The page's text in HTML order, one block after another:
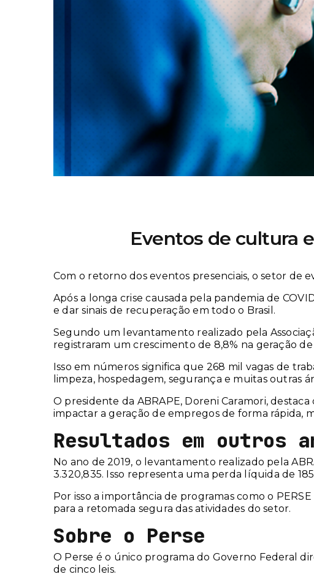
Eventos de cultura
Com o retorno dos eventos presenciais, o setor
Após a longa crise causada pela pandemia de
e dar sinais de recuperação em todo o Brasil.
Segundo um levantamento realizado pela
registraram um crescimento de 8,8% na geração
Isso em números significa que 268 mil vagas de
limpeza, hospedagem, segurança e muitas outras
O presidente da ABRAPE, Doreni Caramori,
impactar a geração de empregos de forma rápida,
Resultados em outros
No ano de 2019, o levantamento realizado pela
3.320,835. Isso representa uma perda líquida de
Por isso a importância de programas como o
para a retomada segura das atividades do setor.
Sobre o Perse
O Perse é o único programa do Governo Federal
de cinco leis.